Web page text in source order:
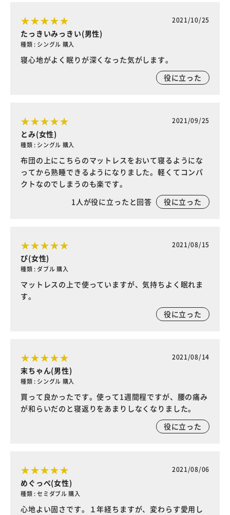
2021/10/25
たっきいみっきい(男性)
種類 : シングル 購入
寝心地がよく眠りが深くなった気がします。
役に立った
2021/09/25
とみ(女性)
種類 : シングル 購入
布団の上にこちらのマットレスをおいて寝るようにな
ってから熟睡できるようになりました。軽くてコンパ
クトなのでしまうのも楽です。
1人が役に立ったと回答 役に立った
2021/08/15
ぴ(女性)
種類 : ダブル 購入
マットレスの上で使っていますが、気持ちよく眠れま
す。
役に立った
2021/08/14
末ちゃん(男性)
種類 : シングル 購入
買って良かったです。使って1週間程ですが、腰の痛み
が和らいだのと寝返りをあまりしなくなりました。
役に立った
2021/08/06
めぐっぺ(女性)
種類 : セミダブル 購入
心地よい固さです。１年経ちますが、変わらす愛用し